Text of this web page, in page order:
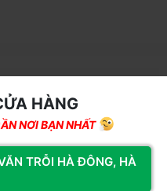
HÀNG
NƠI BẠN NHẤT
TRỖI HÀ ĐÔNG, HÀ